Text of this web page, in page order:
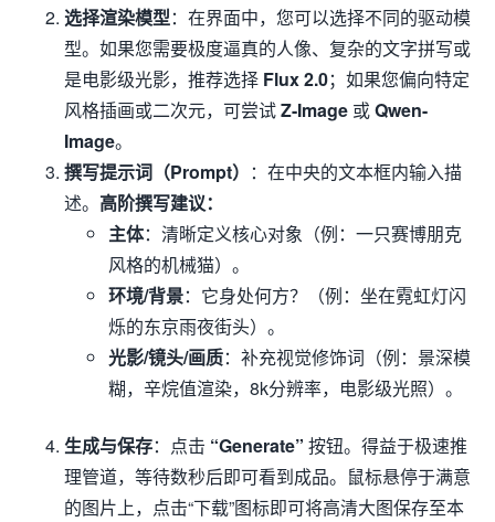
选择渲染模型：在界面中，您可以选择不同的驱动模
型。如果您需要极度逼真的人像、复杂的文字拼写或
是电影级光影，推荐选择 Flux 2.0；如果您偏向特定
风格插画或二次元，可尝试Z-Image 或Qwen-
Image。
撰写提示词（Prompt） ：在中央的文本框内输入描
述。 高阶撰写建议：
主体：清晰定义核心对象（例：一只赛博朋克
风格的机械猫）。
环境/背景：它身处何方？（例：坐在霓虹灯闪
烁的东京雨夜街头）。
光影/镜头/画质：补充视觉修饰词（例：景深模
糊，辛烷值渲染，8k分辨率，电影级光照）。
生成与保存：点击 “Generate” 按钮。得益于极速推
理管道，等待数秒后即可看到成品。鼠标悬停于满意
的图片上，点击“下载”图标即可将高清大图保存至本